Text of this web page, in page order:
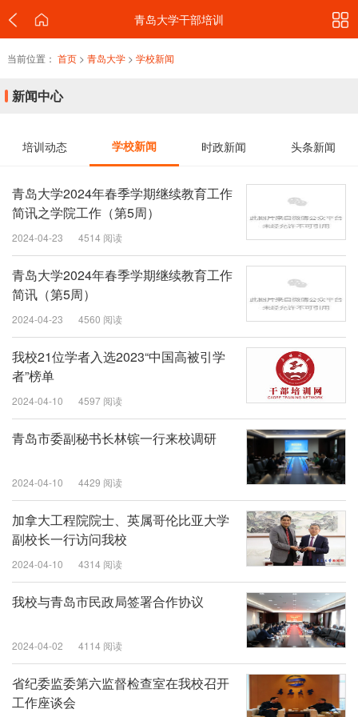
青岛大学干部培训
当前位置： 首页> 青岛大学> 学校新闻
新闻中心
培训动态 学校新闻 时政新闻 头条新闻
青岛大学2024年春季学期继续教育工作
简讯之学院工作（第5周）
2024-04-23 4514 阅读
青岛大学2024年春季学期继续教育工作
简讯（第5周）
2024-04-23 4560 阅读
我校21位学者入选2023“中国高被引学
者”榜单
2024-04-10 4597 阅读
青岛市委副秘书长林镔一行来校调研
2024-04-10 4429 阅读
加拿大工程院院士、英属哥伦比亚大学
副校长一行访问我校
2024-04-10 4314 阅读
我校与青岛市民政局签署合作协议
2024-04-02 4114 阅读
省纪委监委第六监督检查室在我校召开
工作座谈会